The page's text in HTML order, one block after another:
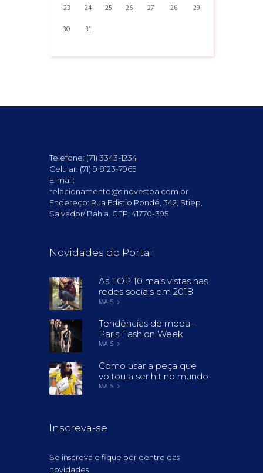
23
24 25 26 27 28
29
30
31
Telefone: (71) 3343-1234
Celular: (71) 9 8123-7965
E-mail:
relacionamento@sindvestba.com.br
Endereço: Rua Edistio Pondé, 342, Stiep,
Salvador/ Bahia. CEP: 41770-395
Novidades do Portal
As TOP 10 mais vistas nas
redes sociais em 2018
MAIS
Tendências de moda –
Paris Fashion Week
MAIS
Como usar a peça que
voltou a ser hit no mundo
MAIS
Inscreva-se
Se inscreva e fique por dentro das
novidades